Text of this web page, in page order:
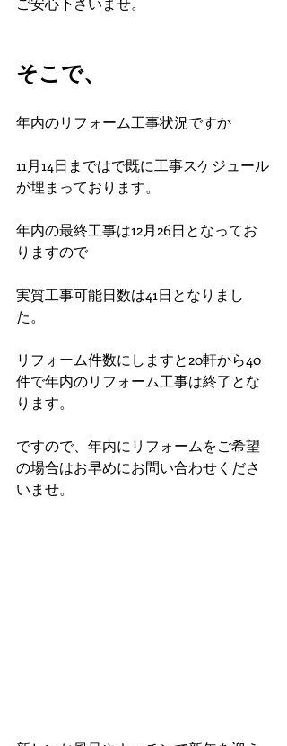
そこで、
年内のリフォーム工事状況ですか
11月14日まではで既に工事スケジュール
が埋まっております。
年内の最終工事は12月26日となってお
りますので
実質工事可能日数は41日となりまし
た。
リフォーム件数にしますと20軒から40
件で年内のリフォーム工事は終了とな
ります。
ですので、年内にリフォームをご希望
の場合はお早めにお問い合わせくださ
いませ。